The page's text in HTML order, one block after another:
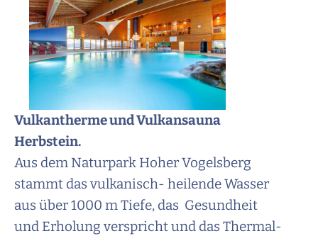
Vulkantherme und Vulkansauna
Herbstein.
Aus dem Naturpark Hoher Vogelsberg
stammt das vulkanisch- heilende Wasser
aus über 1000 m Tiefe, das Gesundheit
und Erholung verspricht und das Thermal-